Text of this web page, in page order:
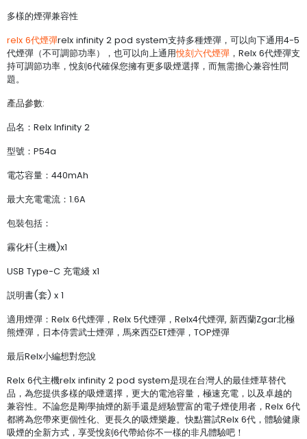
多樣的煙彈兼容性
relx 6代煙彈relx infinity 2 pod system支持多種煙彈，可以向下通用4-5
代煙彈（不可調節功率），也可以向上通用悅刻六代煙彈 ，Relx 6代煙彈支
持可調節功率，悅刻6代確保您擁有更多吸煙選擇，而無需擔心兼容性問
題。
產品參數:
品名：Relx Infinity 2
型號：P54a
電芯容量：440mAh
最大充電電流：1.6A
包裝包括：
霧化杆(主機)x1
USB Type-C 充電綫 x1
説明書(套) x 1
適用煙彈：Relx 6代煙彈，Relx 5代煙彈，Relx4代煙彈, 新西蘭Zgar北極
熊煙彈，日本侍雲武士煙彈，馬來西亞ET煙彈，TOP煙彈
最后Relx小編想對您說
Relx 6代主機relx infinity 2 pod system是現在台灣人的最佳煙草替代
品，為您提供多樣的吸煙選擇，更大的電池容量，極速充電，以及卓越的
兼容性。不論您是剛學抽煙的新手還是經驗豐富的電子煙使用者，Relx 6代
都將為您帶來更個性化、更長久的吸煙樂趣。快點嘗試Relx 6代，體驗健康
吸煙的全新方式，享受悅刻6代帶給你不一樣的非凡體驗吧！